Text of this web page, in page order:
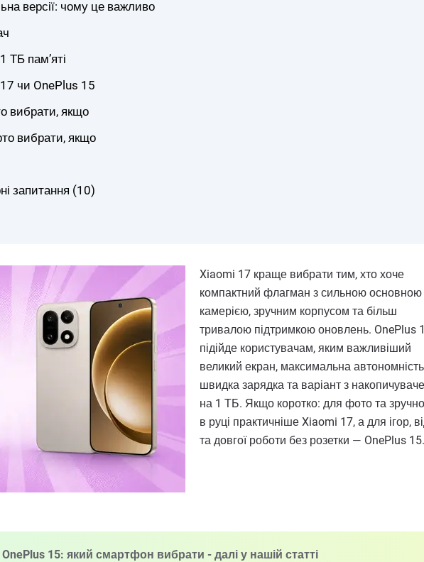
версії: чому це важливо
ТБ пам’яті
чи OnePlus 15
вибрати, якщо
вибрати, якщо
запитання (10)
Xiaomi 17 краще вибрати тим, хто хоче
компактний флагман з сильною основною
камерією, зручним корпусом та більш
тривалою підтримкою оновлень. OnePlus
підійде користувачам, яким важливіший
великий екран, максимальна
швидка зарядка та варіант з
на 1 ТБ. Якщо коротко: для фото та
в руці практичніше Xiaomi 17, а для ігор,
та довгої роботи без розетки — OnePlus 15.
15: який смартфон вибрати - далі у нашій статті